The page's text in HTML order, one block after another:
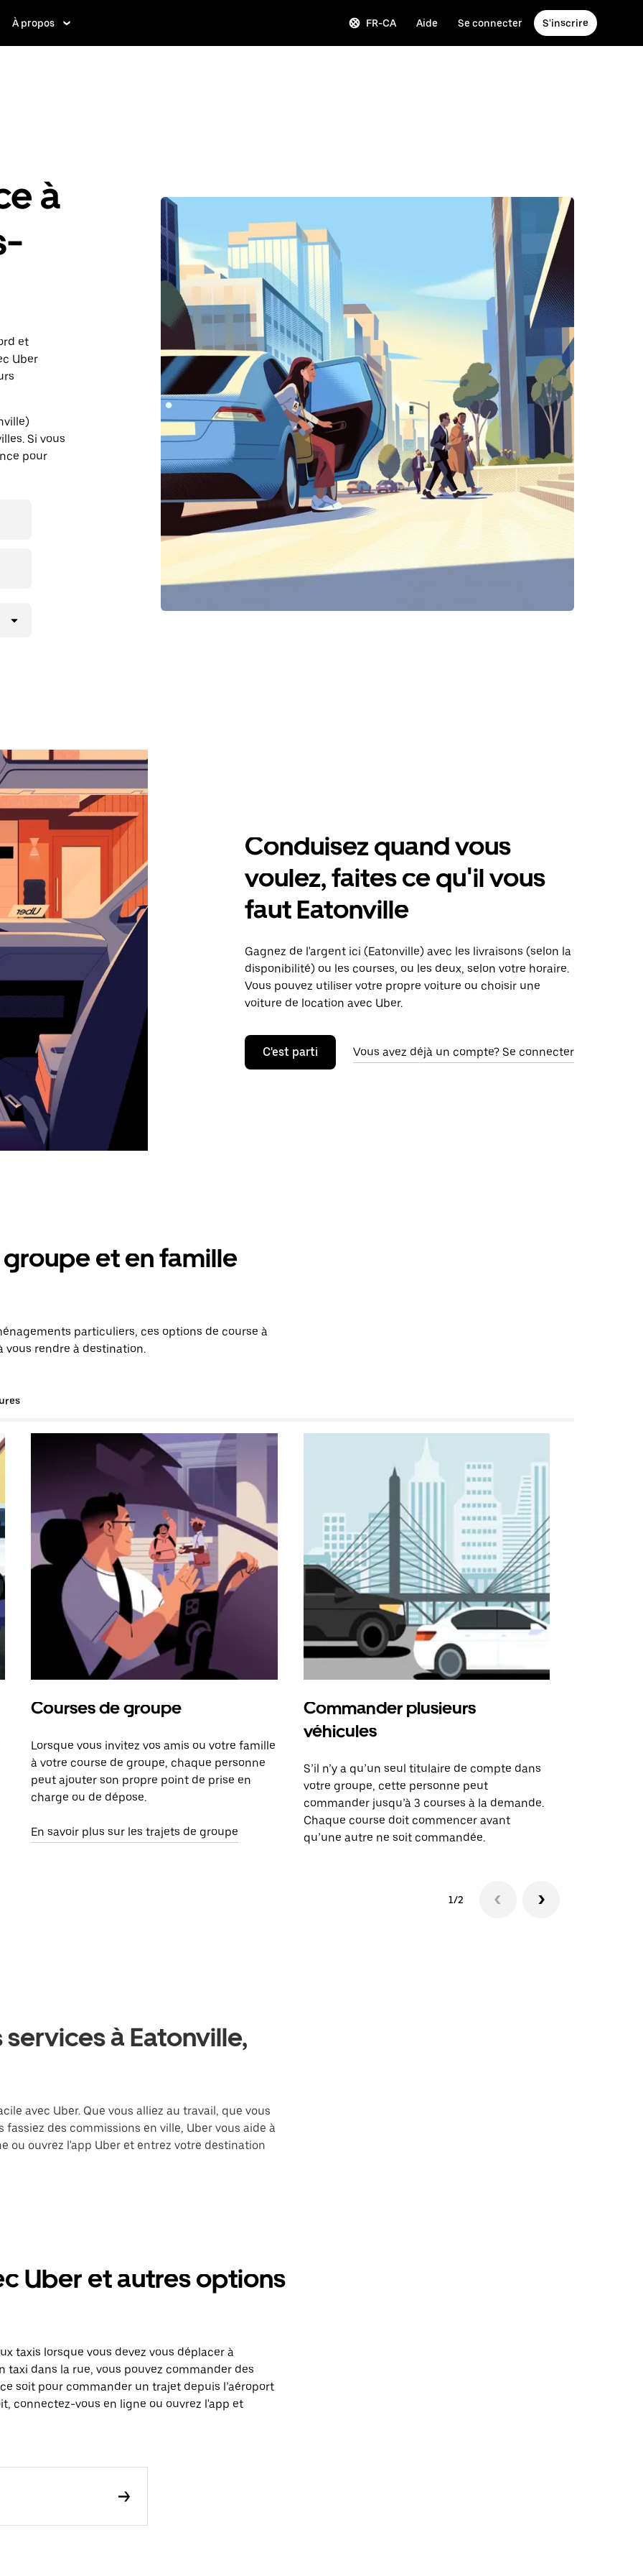
À propos FR-CA Aide Se connecter S'inscrire
à
et
Uber
Si vous
pour
Conduisez quand vous
voulez, faites ce qu'il vous
faut Eatonville
Gagnez de l'argent ici (Eatonville) avec les livraisons (selon la
disponibilité) ou les courses, ou les deux, selon votre horaire.
Vous pouvez utiliser votre propre voiture ou choisir une
voiture de location avec Uber.
C'est parti Vous avez déjà un compte? Se connecter
et en famille
particuliers, ces options de course à
vous rendre à destination.
Courses de groupe
Lorsque vous invitez vos amis ou votre famille
à votre course de groupe, chaque personne
peut ajouter son propre point de prise en
charge ou de dépose.
En savoir plus sur les trajets de groupe
Commander plusieurs
véhicules
S’il n’y a qu’un seul titulaire de compte dans
votre groupe, cette personne peut
commander jusqu’à 3 courses à la demande.
Chaque course doit commencer avant
qu’une autre ne soit commandée.
1/2
à Eatonville,
avec Uber. Que vous alliez au travail, que vous
des commissions en ville, Uber vous aide à
ou ouvrez l'app Uber et entrez votre destination
Uber et autres options
taxis lorsque vous devez vous déplacer à
taxi dans la rue, vous pouvez commander des
soit pour commander un trajet depuis l’aéroport
connectez-vous en ligne ou ouvrez l'app et